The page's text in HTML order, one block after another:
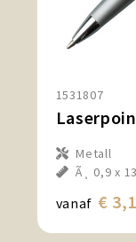
1531807
Metall
Ã¸ 0,9 x
vanaf €